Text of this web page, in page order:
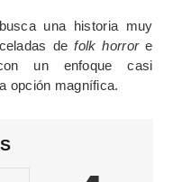
una historia muy
defolk horrore
un enfoque casi
opción magnífica.